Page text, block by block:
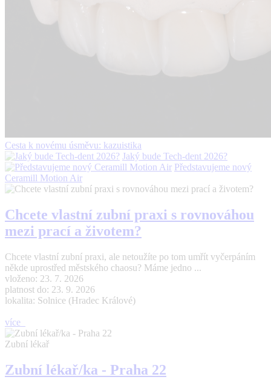
Cesta k novému úsměvu: kazuistika
Jaký bude Tech-dent 2026?
Představujeme nový
Ceramill Motion Air
Chcete vlastní zubní praxi s rovnováhou
mezi prací a životem?
Chcete vlastní zubní praxi, ale netoužíte po tom umřít vyčerpáním
někde uprostřed městského chaosu? Máme jedno ...
vloženo: 23. 7. 2026
platnost do: 23. 9. 2026
lokalita: Solnice (Hradec Králové)
více
Zubní lékař
Zubní lékař/ka - Praha 22